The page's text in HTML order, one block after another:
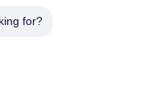
e altro.
for?